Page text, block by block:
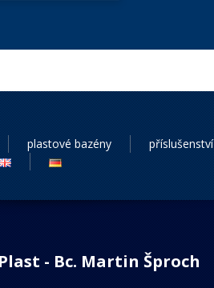
plastové bazény příslušenství
- Bc. Martin Šproch